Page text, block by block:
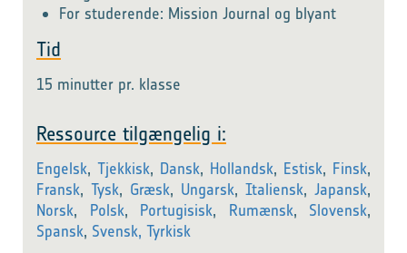
For studerende: Mission Journal og blyant
Tid
15 minutter pr. klasse
Ressource tilgængelig i:
Engelsk, Tjekkisk, Dansk, Hollandsk, Estisk, Finsk,
Fransk, Tysk, Græsk, Ungarsk, Italiensk, Japansk,
Norsk, Polsk, Portugisisk, Rumænsk, Slovensk,
Spansk, Svensk, Tyrkisk